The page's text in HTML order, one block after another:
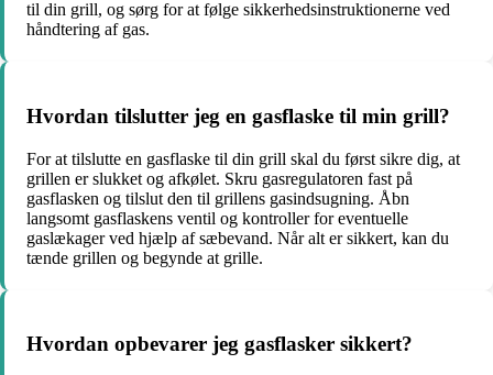
til din grill, og sørg for at følge sikkerhedsinstruktionerne ved
håndtering af gas.
Hvordan tilslutter jeg en gasflaske til min grill?
For at tilslutte en gasflaske til din grill skal du først sikre dig, at
grillen er slukket og afkølet. Skru gasregulatoren fast på
gasflasken og tilslut den til grillens gasindsugning. Åbn
langsomt gasflaskens ventil og kontroller for eventuelle
gaslækager ved hjælp af sæbevand. Når alt er sikkert, kan du
tænde grillen og begynde at grille.
Hvordan opbevarer jeg gasflasker sikkert?